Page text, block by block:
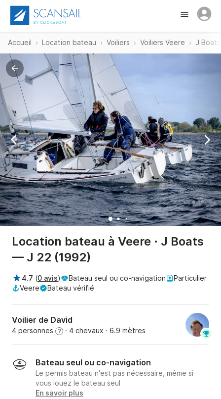
Accueil Location bateau Voiliers Voiliers Veere J
Location bateau à Veere · J Boats
— J 22 (1992)
4.7 (0 avis) Bateau seul ou co-navigation
Particulier
Veere
Bateau vérifié
Voilier de David
4 personnes ? · 4 chevaux · 6.9 mètres
Bateau seul ou co-navigation
Le permis bateau n'est pas nécessaire, même si
vous louez le bateau seul
En savoir plus